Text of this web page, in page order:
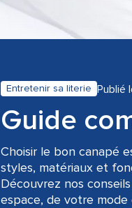
Entretenir sa literie Publié
Guide
Choisir le bon canapé
styles, matériaux et
Découvrez nos
espace, de votre